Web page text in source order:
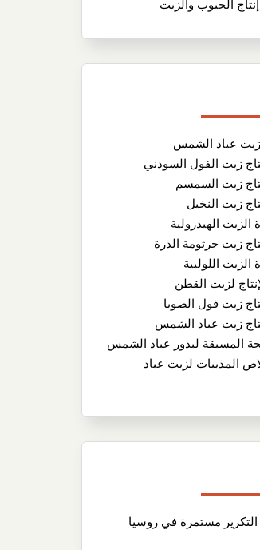
الحبوب والزيت
زيت عباد الشمس
زيت الفول السودني
زيت السمسم
زيت النخيل
الهيدرولية
زيت جرثومة الذرة
اللولبية
لزيت القطن
زيت فول الصويا
زيت عباد الشمس
المسبقة لبذور عباد الشمس
المذيبات لزيت عباد
التكرير مستمرة في روسيا